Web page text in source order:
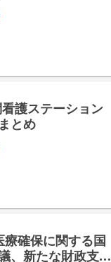
護ステーション
とめ
療確保に関する国
、新たな財政支援